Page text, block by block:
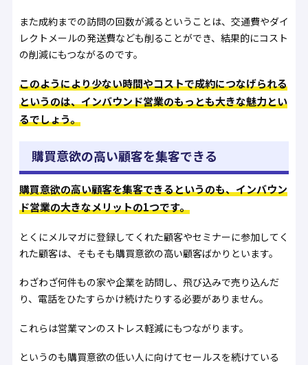
また成約までの訪問の回数が減るということは、交通費やダイ
レクトメールの発送費なども削ることができ、結果的にコスト
の削減にもつながるのです。
このようにより少ない時間やコストで成約につなげられる
というのは、インバウンド営業のもっとも大きな魅力とい
るでしょう。
購買意欲の高い顧客を集客できる
購買意欲の高い顧客を集客できるというのも、インバウン
ド営業の大きなメリットの1つです。
とくにメルマガに登録してくれた顧客やセミナーに参加してく
れた顧客は、そもそも購買意欲の高い顧客ばかりといます。
わざわざ何件もの家や企業を訪問し、飛び込みで売り込んだ
り、電話をひたすらかけ続けたりする必要がありません。
これらは営業マンのストレス軽減にもつながります。
というのも購買意欲の低い人に向けてセールスを続けている